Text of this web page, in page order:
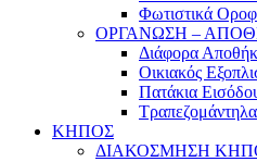
Φωτιστικά
ΟΡΓΑΝΩΣΗ –
Διάφορα
Οικιακός
Πατάκια
Τραπεζομάντηλα
ΚΗΠΟΣ
ΔΙΑΚΟΣΜΗΣΗ